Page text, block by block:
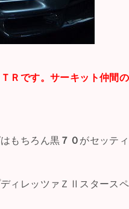
Ｒです。サーキット仲間
もちろん黒 ７０ がセッテ
ィレッツァＺⅡスタース